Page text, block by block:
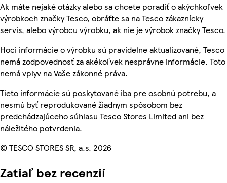
Ak máte nejaké otázky alebo sa chcete poradiť o akýchkoľvek
výrobkoch značky Tesco, obráťte sa na Tesco zákaznícky
servis, alebo výrobcu výrobku, ak nie je výrobok značky Tesco.
Hoci informácie o výrobku sú pravidelne aktualizované, Tesco
nemá zodpovednosť za akékoľvek nesprávne informácie. Toto
nemá vplyv na Vaše zákonné práva.
Tieto informácie sú poskytované iba pre osobnú potrebu, a
nesmú byť reprodukované žiadnym spôsobom bez
predchádzajúceho súhlasu Tesco Stores Limited ani bez
náležitého potvrdenia.
© TESCO STORES SR, a.s. 2026
Zatiaľ bez recenzií